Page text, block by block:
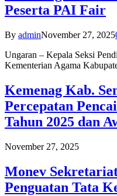
Peserta PAI Fair
By adminNovember 27, 2025
Ungaran – Kepala Seksi
Kementerian Agama
Kemenag Kab.
Percepatan
Tahun 2025 dan
November 27, 2025
Monev
Penguatan Tata